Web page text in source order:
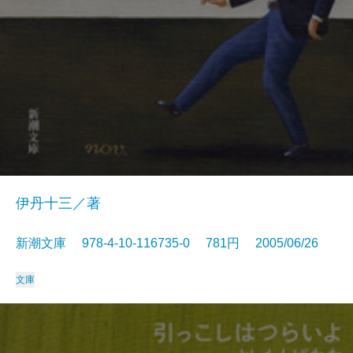
伊丹十三／著
新潮文庫 978-4-10-116735-0 781円 2005/06/26
文庫